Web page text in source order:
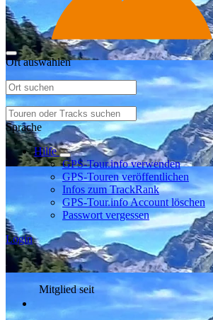
Ort auswählen
Sprache
Hilfe
GPS-Tour.info verwenden
GPS-Touren veröffentlichen
Infos zum TrackRank
GPS-Tour.info Account löschen
Passwort vergessen
Login
Mitglied seit